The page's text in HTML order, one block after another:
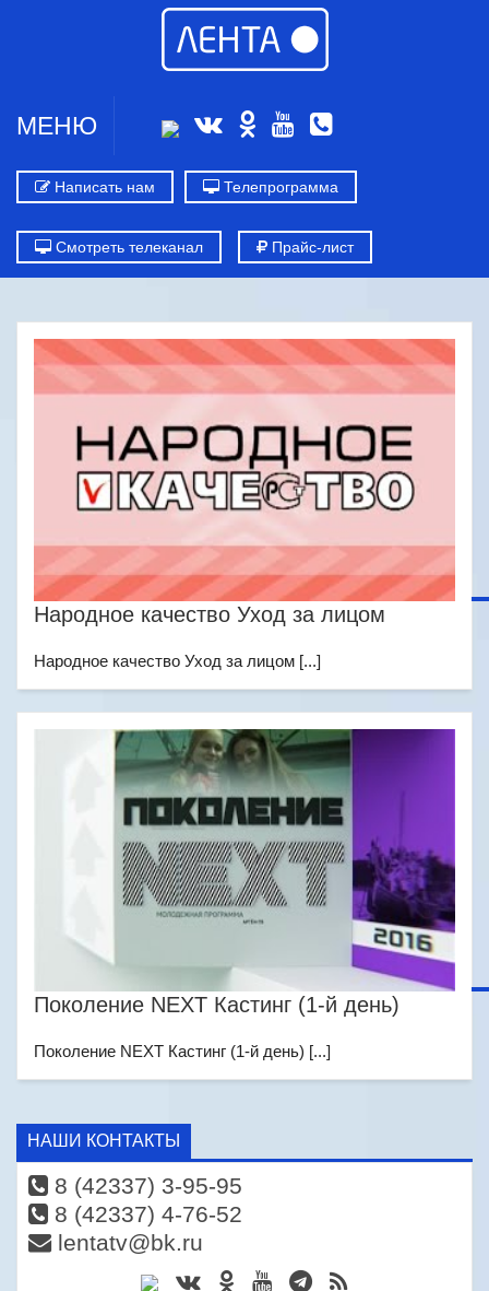
МЕНЮ
Написать нам Телепрограмма
Смотреть телеканал Прайс-лист
Народное качество Уход за лицом
Народное качество Уход за лицом [...]
Поколение NEXT Кастинг (1-й день)
Поколение NEXT Кастинг (1-й день) [...]
НАШИ КОНТАКТЫ
8 (42337) 3-95-95
8 (42337) 4-76-52
lentatv@bk.ru